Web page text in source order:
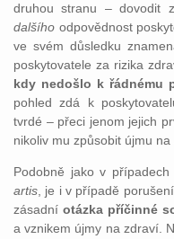
druhou stranu – dovodit
dalšího odpovědnost
ve svém důsledku
poskytovatele za rizika
kdy nedošlo k řádnému
pohled zdá k
tvrdé – přeci jenom jejich
nikoliv mu způsobit újmu na
Podobně jako v
artis , je i v případě
zásadní otázka příčinné
a vznikem újmy na zdraví.